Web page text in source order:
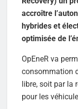
accroître
hybrides et
optimisée de
OpEneR va
consommation
libre, soit par la
pour les